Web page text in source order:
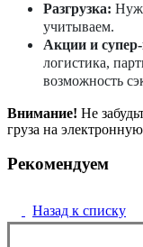
Разгрузка:
учитываем.
Акции и
логистика,
возможность
Внимание! Не
груза на
Рекомендуем
Назад к списку